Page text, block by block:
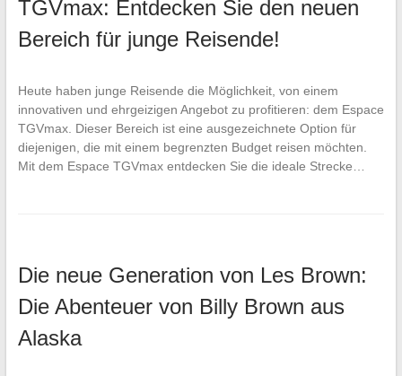
TGVmax: Entdecken Sie den neuen
Bereich für junge Reisende!
Heute haben junge Reisende die Möglichkeit, von einem
innovativen und ehrgeizigen Angebot zu profitieren: dem Espace
TGVmax. Dieser Bereich ist eine ausgezeichnete Option für
diejenigen, die mit einem begrenzten Budget reisen möchten.
Mit dem Espace TGVmax entdecken Sie die ideale Strecke…
Die neue Generation von Les Brown:
Die Abenteuer von Billy Brown aus
Alaska